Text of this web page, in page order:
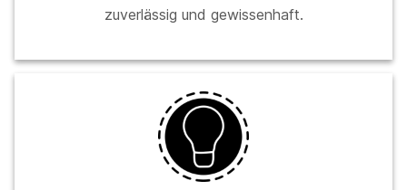
zuverlässig und gewissenhaft.